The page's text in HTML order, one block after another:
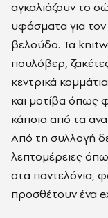
αγκαλιάζουν το
υφάσματα για
βελούδο. Τα
πουλόβερ,
κεντρικά
και μοτίβα όπως
κάποια από τα
Από τη συλλογή
λεπτομέρειες
στα παντελόνια,
προσθέτουν ένα